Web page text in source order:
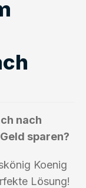
nach
sparen?
Koenig
Lösung!